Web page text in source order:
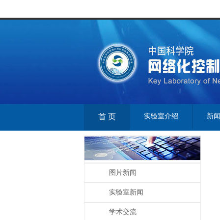
首 页 实验室介绍 新
图片新闻
实验室新闻
学术交流